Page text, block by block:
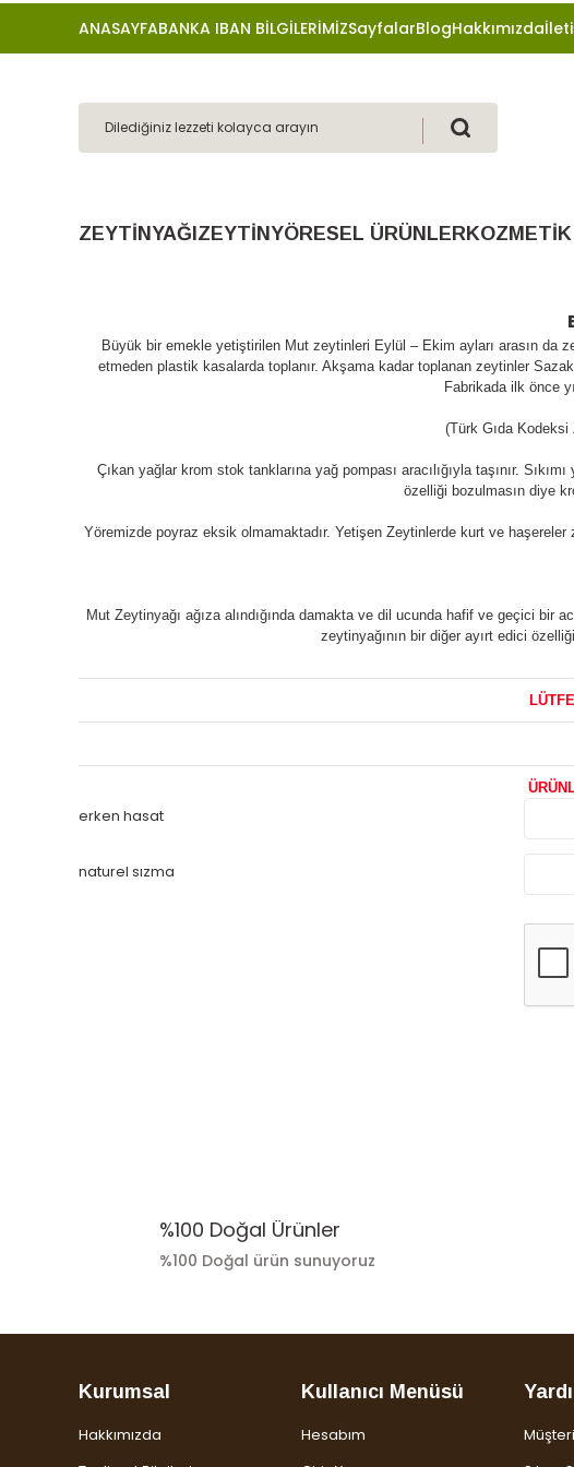
ANASAYFABANKA IBAN BİLGİLERİMİZSayfalarBlogHakkımızda
ZEYTİNYAĞIZEYTİNYÖRESEL ÜRÜNLER
Büyük bir emekle yetiştirilen Mut zeytinleri Eylül – Ekim ayları arasın da
etmeden plastik kasalarda toplanır. Akşama kadar toplanan zeytinler
Fabrikada ilk önce
(Türk Gıda Kodeksi
Çıkan yağlar krom stok tanklarına yağ pompası aracılığıyla taşınır.
özelliği bozulmasın diye
Yöremizde poyraz eksik olmamaktadır. Yetişen Zeytinlerde kurt ve
Mut Zeytinyağı ağıza alındığında damakta ve dil ucunda hafif ve geçici bir
zeytinyağının bir diğer ayırt edici
erken hasat
naturel sızma
%100 Doğal Ürünler
%100 Doğal ürün sunuyoruz
Kurumsal
Hakkımızda
Kullanıcı Menüsü
Hesabım